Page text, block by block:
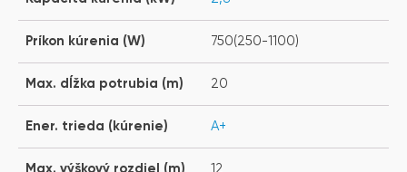
Príkon kúrenia (W) 750(250-1100)
Max. dĺžka potrubia (m) 20
Ener. trieda (kúrenie) A+
Max. výškový rozdiel (m) 12